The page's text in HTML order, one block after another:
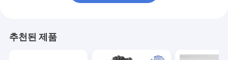
추천된 제품